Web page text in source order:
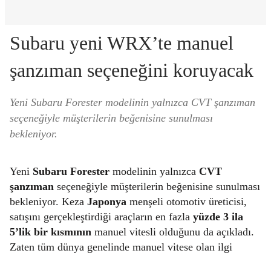
Subaru yeni WRX’te manuel
şanzıman seçeneğini koruyacak
Yeni Subaru Forester modelinin yalnızca CVT şanzıman
seçeneğiyle müşterilerin beğenisine sunulması
bekleniyor.
Yeni Subaru Forester modelinin yalnızca CVT
şanzıman seçeneğiyle müşterilerin beğenisine sunulması
bekleniyor. Keza Japonya menşeli otomotiv üreticisi,
satışını gerçekleştirdiği araçların en fazla yüzde 3 ila
5’lik bir kısmının manuel vitesli olduğunu da açıkladı.
Zaten tüm dünya genelinde manuel vitese olan ilgi